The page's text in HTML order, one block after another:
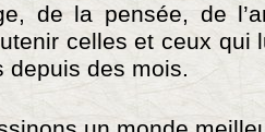
de la pensée, de
celles et ceux qui
depuis des mois.